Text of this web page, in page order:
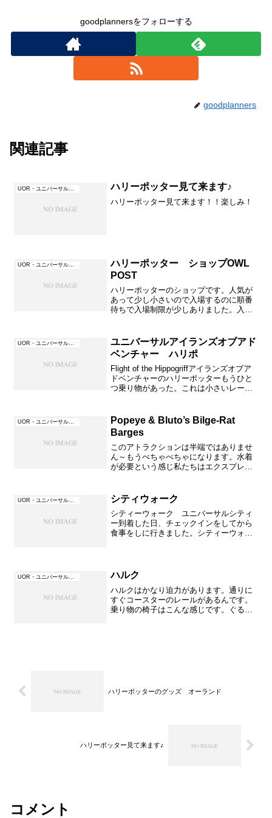
goodplannersをフォローする
goodplanners
関連記事
ハリーポッター見て来ます♪
ハリーポッター見て来ます！！楽しみ！
ハリーポッター ショップOWL
POST
ハリーポッターのショップです。人気が
あって少し小さいので入場するのに順番
待ちで入場制限が少しありました。入口
品を買うことが出来ます。出口は別なと
ころから出るように制限さ...
ユニバーサルアイランズオブアド
ベンチャー ハリポ
Flight of the Hippogriffアイランズオブア
ドベンチャーのハリーポッターもうひと
つ乗り物があった。これは小さいレール
ぎて乗る気にならなくパスしました...
UOR・ユニバーサル・オーランド（フロリダ）
Popeye & Bluto’s Bilge-Rat
Barges
このアトラクションは半端ではありませ
ん～もうべちゃべちゃになります。水着
が必要という感じ私たちはエクスプレス
そんなもの着てなんでこんなものに乗る
のかな～という感じに思え...
UOR・ユニバーサル・オーランド（フロリダ） シティウォーク
シティーウォーク ユニバーサルシティ
ー到着した日、チェックインをしてから
食事をしに行きました。シティーウォー
ーを早朝からめざすので...
ハルク
ハルクはかなり迫力があります。通りに
すぐコースターのレールがあるんです。
乗り物の椅子はこんな感じです。ぐるぐ
ハリーポッターのグッズ オーランド
ハリーポッター見て来ます♪
コメント